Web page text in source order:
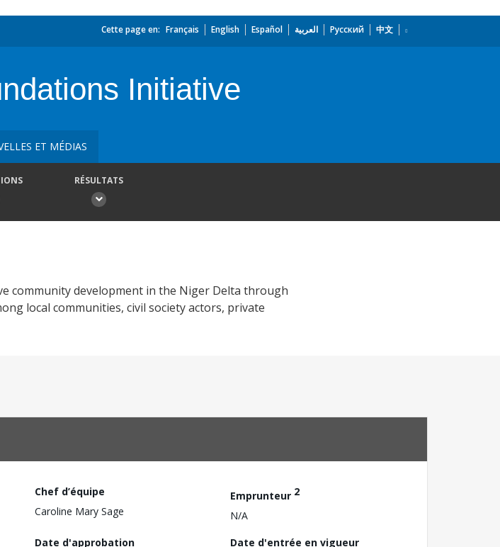
Cette page en: Français English Español العربية Русский 中文
Initiative
ET MÉDIAS
RÉSULTATS
community development in the Niger Delta through
local communities, civil society actors, private
Chef d’équipe
Caroline Mary Sage
Emprunteur 2
N/A
Date d'approbation
Date d'entrée en vigueur